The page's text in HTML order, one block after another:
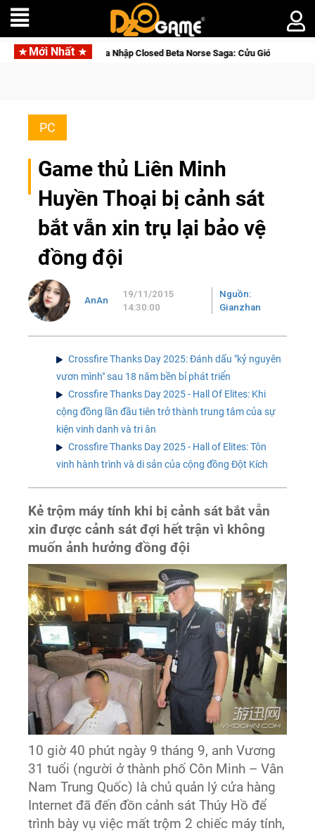
Mới Nhất
Gia Nhập Closed Beta Norse Saga: Cửu Giới Thức Tỉnh, Săn DJI
PC
Game thủ Liên Minh
Huyền Thoại bị cảnh sát
bắt vẫn xin trụ lại bảo vệ
đồng đội
AnAn
19/11/2015
14:30:00
Nguồn:
Gianzhan
Crossfire Thanks Day 2025: Đánh dấu "kỷ nguyên
vươn mình" sau 18 năm bền bỉ phát triển
Crossfire Thanks Day 2025 - Hall Of Elites: Khi
cộng đồng lần đầu tiên trở thành trung tâm của sự
kiện vinh danh và tri ân
Crossfire Thanks Day 2025 - Hall of Elites: Tôn
vinh hành trình và di sản của cộng đồng Đột Kích
Kẻ trộm máy tính khi bị cảnh sát bắt vẫn
xin được cảnh sát đợi hết trận vì không
muốn ảnh hưởng đồng đội
10 giờ 40 phút ngày 9 tháng 9, anh Vương
31 tuổi (người ở thành phố Côn Minh – Vân
Nam Trung Quốc) là chủ quản lý cửa hàng
Internet đã đến đồn cảnh sát Thúy Hồ để
trình bày vụ việc mất trộm 2 chiếc máy tính,